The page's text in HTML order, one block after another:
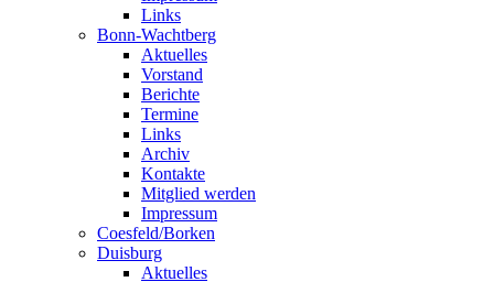
Links
Bonn-Wachtberg
Aktuelles
Vorstand
Berichte
Termine
Links
Archiv
Kontakte
Mitglied werden
Impressum
Coesfeld/Borken
Duisburg
Aktuelles